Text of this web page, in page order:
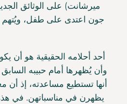
ميرشانت) على الوثائق
جون اعتدى على طفل، ويُتهم
أحد أحلامه الحقيقية هو أن
وأن يُظهرها أمام حبيبه
أنها تستطيع مساعدته، إذ أن
يظهرن في مناسباتهن. في هذه